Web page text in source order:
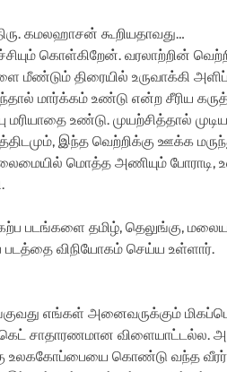
கமலஹாசன் கூறியதாவது…
கொள்கிறேன். வரலாற்றின்
மீண்டும் திரையில் உருவாக்கி
மார்க்கம் உண்டு என்ற சீரிய
உண்டு. முயற்சித்தால்
இந்த வெற்றிக்கு ஊக்க
மொத்த அணியும்
தமிழ், தெலுங்கு,
படத்தை விநியோகம் செய்ய உள்ளார்.
எங்கள் அனைவருக்கும்
சாதாரணமான விளையாட்டல்ல.
உலககோப்பையை கொண்டு வந்த